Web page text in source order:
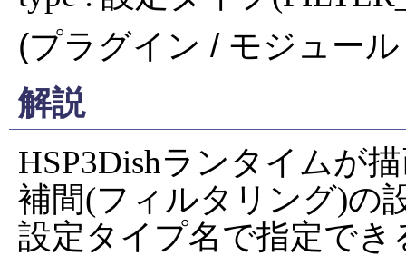
(プラグイン / モジュー
解説
HSP3Dishランタイムが
補間(フィルタリング)の
設定タイプ名で指定で